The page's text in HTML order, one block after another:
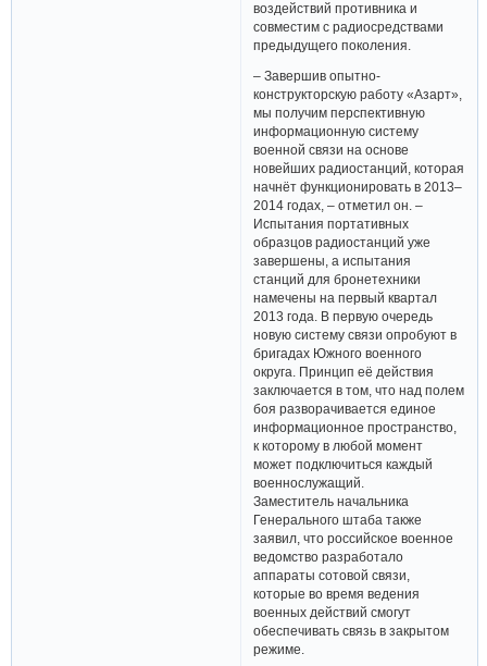
воздействий противника и
совместим с радиосредствами
предыдущего поколения.
– Завершив опытно-
конструкторскую работу «Азарт»,
мы получим перспективную
информационную систему
военной связи на основе
новейших радиостанций, которая
начнёт функционировать в 2013–
2014 годах, – отметил он. –
Испытания портативных
образцов радиостанций уже
завершены, а испытания
станций для бронетехники
намечены на первый квартал
2013 года. В первую очередь
новую систему связи опробуют в
бригадах Южного военного
округа. Принцип её действия
заключается в том, что над полем
боя разворачивается единое
информационное пространство,
к которому в любой момент
может подключиться каждый
военнослужащий.
Заместитель начальника
Генерального штаба также
заявил, что российское военное
ведомство разработало
аппараты сотовой связи,
которые во время ведения
военных действий смогут
обеспечивать связь в закрытом
режиме.